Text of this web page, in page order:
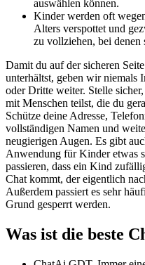
auswählen können.
Kinder werden oft
Alters verspottet und
zu vollziehen, bei
Damit du auf der sicheren
unterhältst, geben wir niemals
oder Dritte weiter. Stelle
mit Menschen teilst, die du
Schütze deine Adresse,
vollständigen Namen und
neugierigen Augen. Es gibt
Anwendung für Kinder etwas
passieren, dass ein Kind
Chat kommt, der eigentlich
Außerdem passiert es sehr
Grund gesperrt werden.
Was ist die beste